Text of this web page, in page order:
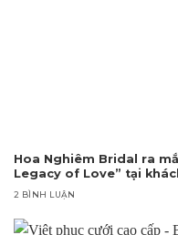
Hoa Nghiêm Bridal ra
Legacy of Love” tại
2 BÌNH LUẬN